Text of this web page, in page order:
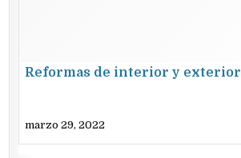
Reformas de interior y exterior
marzo 29, 2022